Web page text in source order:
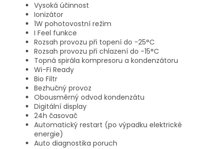
Vysoká účinnost
Ionizátor
1W pohotovostní režim
I Feel funkce
Rozsah provozu při topení do -25°C
Rozsah provozu při chlazení do -15°C
Topná spirála kompresoru a kondenzátoru
Wi-Fi Ready
Bio Filtr
Bezhučný provoz
Obousměrný odvod kondenzátu
Digitální display
24h časovač
Automatický restart (po výpadku elektrické
energie)
Auto diagnostika poruch